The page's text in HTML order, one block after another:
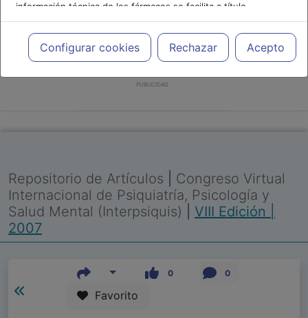
información técnica de los fármacos se facilita a título
meramente informativo, siendo responsabilidad de los
profesionales facultados prescribir medicamentos y decidir, en
cada caso concreto, el tratamiento más adecuado a las
necesidades del paciente.
Configurar cookies Rechazar Acepto
PUBLICIDAD
Repositorio de Artículos
Congreso Virtual
Internacional de Psiquiatría, Psicología y
Salud Mental (Interpsiquis)
VIII Edición |
2007
0 0
Favorito